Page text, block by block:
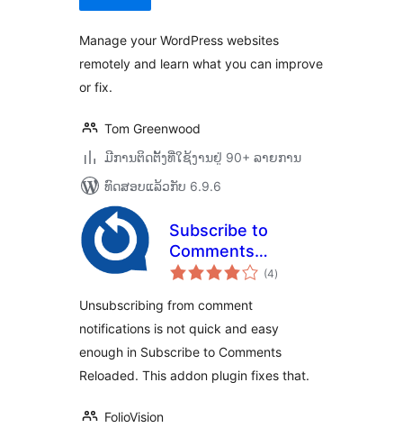
Manage your WordPress websites
remotely and learn what you can improve
or fix.
Tom Greenwood
ມີການຕິດຕັ້ງທີ່ໃຊ້ງານຢູ່ 90+ ລາຍການ
ທົດສອບແລ້ວກັບ 6.9.6
Subscribe to
Comments
Reloaded Better
(4ຄະແນນ
ທັງໝົດ
)
Unsubscribing from comment
notifications is not quick and easy
enough in Subscribe to Comments
Reloaded. This addon plugin fixes that.
FolioVision